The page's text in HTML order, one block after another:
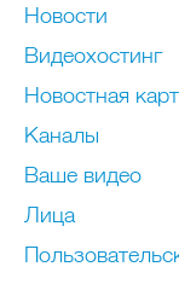
Новости
Видеохостинг
Новостная
Каналы
Ваше видео
Лица